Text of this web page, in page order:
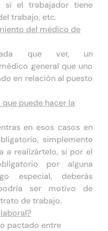
si el trabajador tiene
trabajo, etc.
del médico de
que ver, un
general que uno
en relación al puesto
puede hacer la
en esos casos en
simplemente
a realizártelo, si por el
por alguna
especial, deberás
ser motivo de
de trabajo.
pactado entre